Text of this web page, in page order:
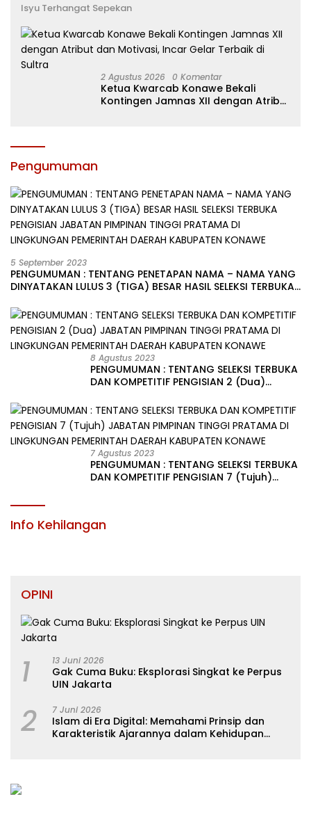
Isyu Terhangat Sepekan
2 Agustus 2026 0 Komentar
Ketua Kwarcab Konawe Bekali
Kontingen Jamnas XII dengan Atribut
Pengumuman
5 September 2023
PENGUMUMAN : TENTANG PENETAPAN NAMA – NAMA YANG
DINYATAKAN LULUS 3 (TIGA) BESAR HASIL SELEKSI TERBUKA
LINGKUNGAN PEMERINTAH DAERAH KABUPATEN KONAWE
8 Agustus 2023
PENGUMUMAN : TENTANG SELEKSI TERBUKA
DAN KOMPETITIF PENGISIAN 2 (Dua)
LINGKUNGAN PEMERINTAH DAERAH
KABUPATEN KONAWE
7 Agustus 2023
PENGUMUMAN : TENTANG SELEKSI TERBUKA
DAN KOMPETITIF PENGISIAN 7 (Tujuh)
Info Kehilangan
OPINI
1 13 Juni 2026
Gak Cuma Buku: Eksplorasi Singkat ke Perpus
UIN Jakarta
2 7 Juni 2026
Islam di Era Digital: Memahami Prinsip dan
Karakteristik Ajarannya dalam Kehidupan